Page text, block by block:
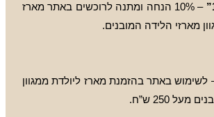
– 10% הנחה ומתנה לרוכשים באתר מארז
מארזי הלידה המובנים.
לשימוש באתר בהזמנת מארז ליולדת ממגוון
250 ש”ח.